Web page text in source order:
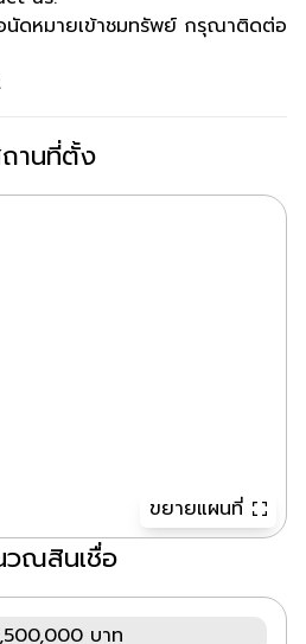
นัดหมายเข้าชมทรัพย์ กรุณาติดต่อ
านที่ตั้ง
ขยายแผนที่
วณสินเชื่อ
บาท